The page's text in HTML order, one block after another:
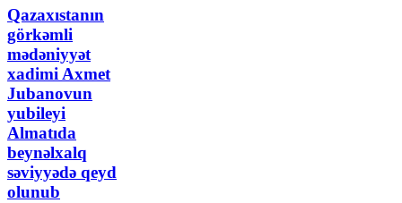
Qazaxıstanın
görkəmli
mədəniyyət
xadimi Axmet
Jubanovun
yubileyi
Almatıda
beynəlxalq
səviyyədə qeyd
olunub